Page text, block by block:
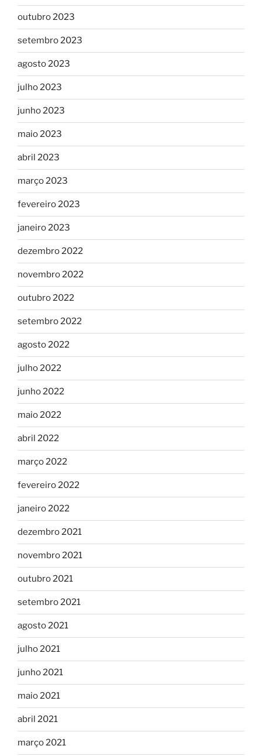
outubro 2023
setembro 2023
agosto 2023
julho 2023
junho 2023
maio 2023
abril 2023
março 2023
fevereiro 2023
janeiro 2023
dezembro 2022
novembro 2022
outubro 2022
setembro 2022
agosto 2022
julho 2022
junho 2022
maio 2022
abril 2022
março 2022
fevereiro 2022
janeiro 2022
dezembro 2021
novembro 2021
outubro 2021
setembro 2021
agosto 2021
julho 2021
junho 2021
maio 2021
abril 2021
março 2021